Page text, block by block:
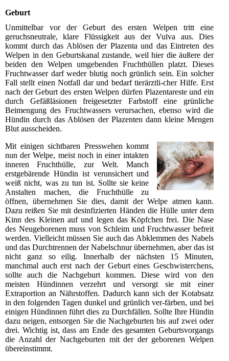
Geburt
Unmittelbar vor der Geburt des ersten Welpen tritt eine
geruchsneutrale, klare Flüssigkeit aus der Vulva aus. Dies
kommt durch das Ablösen der Plazenta und das Eintreten des
Welpen in den Geburtskanal zustande, weil hier die äußere der
beiden den Welpen umgebenden Fruchthüllen platzt. Dieses
Fruchtwasser darf weder blutig noch grünlich sein. Ein solcher
Fall stellt einen Notfall dar und bedarf tierärztli-cher Hilfe. Erst
nach der Geburt des ersten Welpen dürfen Plazentareste und ein
durch Gefäßläsionen freigesetzter Farbstoff eine grünliche
Beimengung des Fruchtwassers verursachen, ebenso wird die
Hündin durch das Ablösen der Plazenten dann kleine Mengen
Blut ausscheiden.
Mit einigen sichtbaren Presswehen kommt
nun der Welpe, meist noch in einer intakten
inneren Fruchthülle, zur Welt. Manch
erstgebärende Hündin ist verunsichert und
weiß nicht, was zu tun ist. Sollte sie keine
Anstalten machen, die Fruchthülle zu
öffnen, übernehmen Sie dies, damit der Welpe atmen kann.
Dazu reißen Sie mit desinfizierten Händen die Hülle unter dem
Kinn des Kleinen auf und legen das Köpfchen frei. Die Nase
des Neugeborenen muss von Schleim und Fruchtwasser befreit
werden. Vielleicht müssen Sie auch das Abklemmen des Nabels
und das Durchtrennen der Nabelschnur übernehmen, aber das ist
nicht ganz so eilig. Innerhalb der nächsten 15 Minuten,
manchmal auch erst nach der Geburt eines Geschwisterchens,
sollte auch die Nachgeburt kommen. Diese wird von den
meisten Hündinnen verzehrt und versorgt sie mit einer
Extraportion an Nährstoffen. Dadurch kann sich der Kotabsatz
in den folgenden Tagen dunkel und grünlich ver-färben, und bei
einigen Hündinnen führt dies zu Durchfällen. Sollte Ihre Hündin
dazu neigen, entsorgen Sie die Nachgeburten bis auf zwei oder
drei. Wichtig ist, dass am Ende des gesamten Geburtsvorgangs
die Anzahl der Nachgeburten mit der der geborenen Welpen
übereinstimmt.